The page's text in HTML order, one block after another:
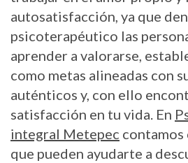
autosatisfacción, ya que
psicoterapéutico las
aprender a valorarse,
como metas alineadas con
auténticos y, con ello
satisfacción en tu vida. En
integral Metepec
que pueden ayudarte a